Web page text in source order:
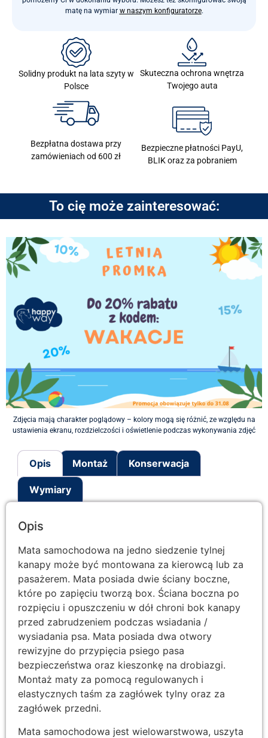
matę na wymiar w naszym konfiguratorze.
Solidny produkt na lata szyty w
Polsce
Skuteczna ochrona wnętrza
Twojego auta
Bezpłatna dostawa przy
zamówieniach od 600 zł
Bezpieczne płatności PayU,
BLIK oraz za pobraniem
To cię może zainteresować:
Zdjęcia mają charakter poglądowy – kolory mogą się różnić, ze względu na
ustawienia ekranu, rozdzielczości i oświetlenie podczas wykonywania zdjęć
Opis Montaż Konserwacja
Wymiary
Opis
Mata samochodowa na jedno siedzenie tylnej
kanapy może być montowana za kierowcą lub za
pasażerem. Mata posiada dwie ściany boczne,
które po zapięciu tworzą box. Ściana boczna po
rozpięciu i opuszczeniu w dół chroni bok kanapy
przed zabrudzeniem podczas wsiadania /
wysiadania psa. Mata posiada dwa otwory
rewizyjne do przypięcia psiego pasa
bezpieczeństwa oraz kieszonkę na drobiazgi.
Montaż maty za pomocą regulowanych i
elastycznych taśm za zagłówek tylny oraz za
zagłówek przedni.
Mata samochodowa jest wielowarstwowa, uszyta